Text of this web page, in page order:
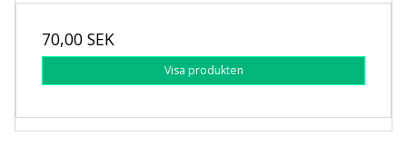
70,00 SEK
Visa produkten